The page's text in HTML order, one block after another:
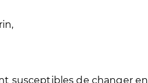
susceptibles de changer en